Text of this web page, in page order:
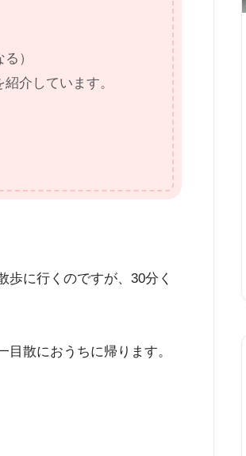
）
介しています。
に行くのですが、30分く
散におうちに帰ります。